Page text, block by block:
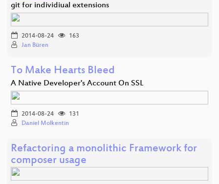
git for individiual extensions
2014-08-24
163
Jan Büren
To Make Hearts Bleed
A Native Developer's Account On SSL
2014-08-24
131
Daniel Molkentin
Refactoring a monolithic Framework for
composer usage